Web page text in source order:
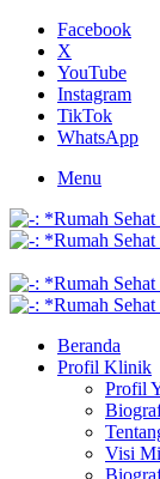
Facebook
X
YouTube
Instagram
TikTok
WhatsApp
Menu
Beranda
Profil Klinik
Profil
Visi